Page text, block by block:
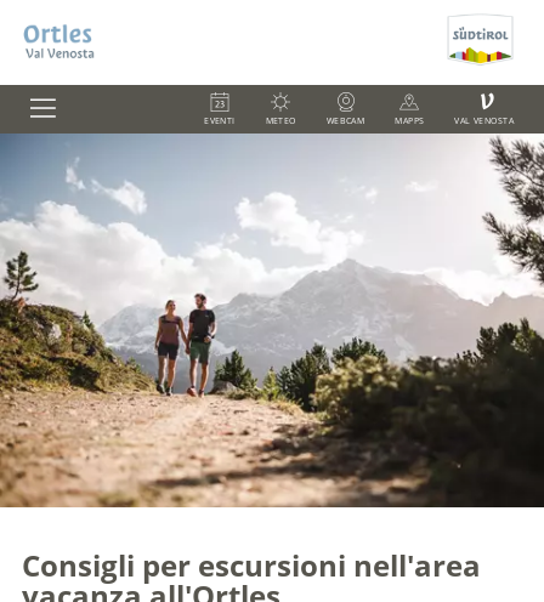
EVENTI METEO WEBCAM MAPPS
V
VAL VENOSTA
Consigli per escursioni nell'area